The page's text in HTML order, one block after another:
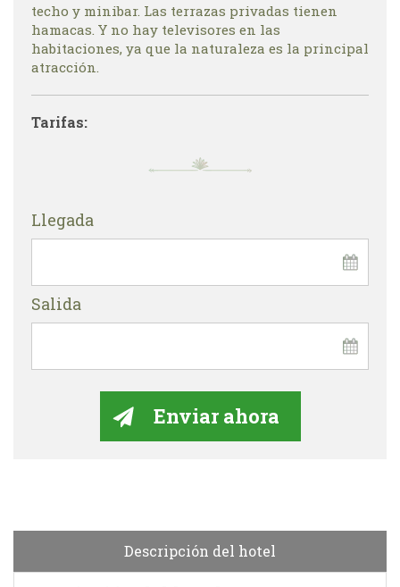
techo y minibar. Las terrazas privadas tienen
hamacas. Y no hay televisores en las
habitaciones, ya que la naturaleza es la principal
atracción.
Tarifas:
Llegada
Salida
Descripción del hotel